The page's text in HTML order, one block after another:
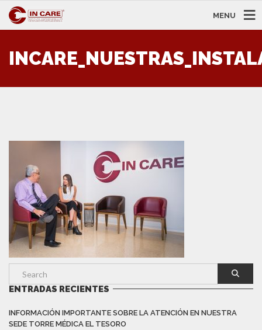
MENU
ENTRADAS RECIENTES
INFORMACIÓN IMPORTANTE SOBRE LA ATENCIÓN EN NUESTRA
SEDE TORRE MÉDICA EL TESORO